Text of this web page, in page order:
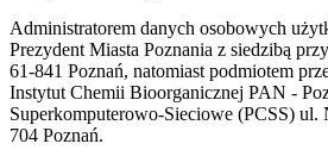
Administratorem danych osobowych
Prezydent Miasta Poznania z siedzibą
61-841 Poznań, natomiast podmiotem
Instytut Chemii Bioorganicznej PAN -
Superkomputerowo-Sieciowe (PCSS)
704 Poznań.